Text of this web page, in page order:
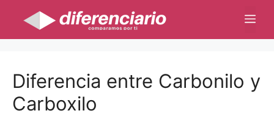
contenido
Diferencia entre Carbonilo y
Carboxilo